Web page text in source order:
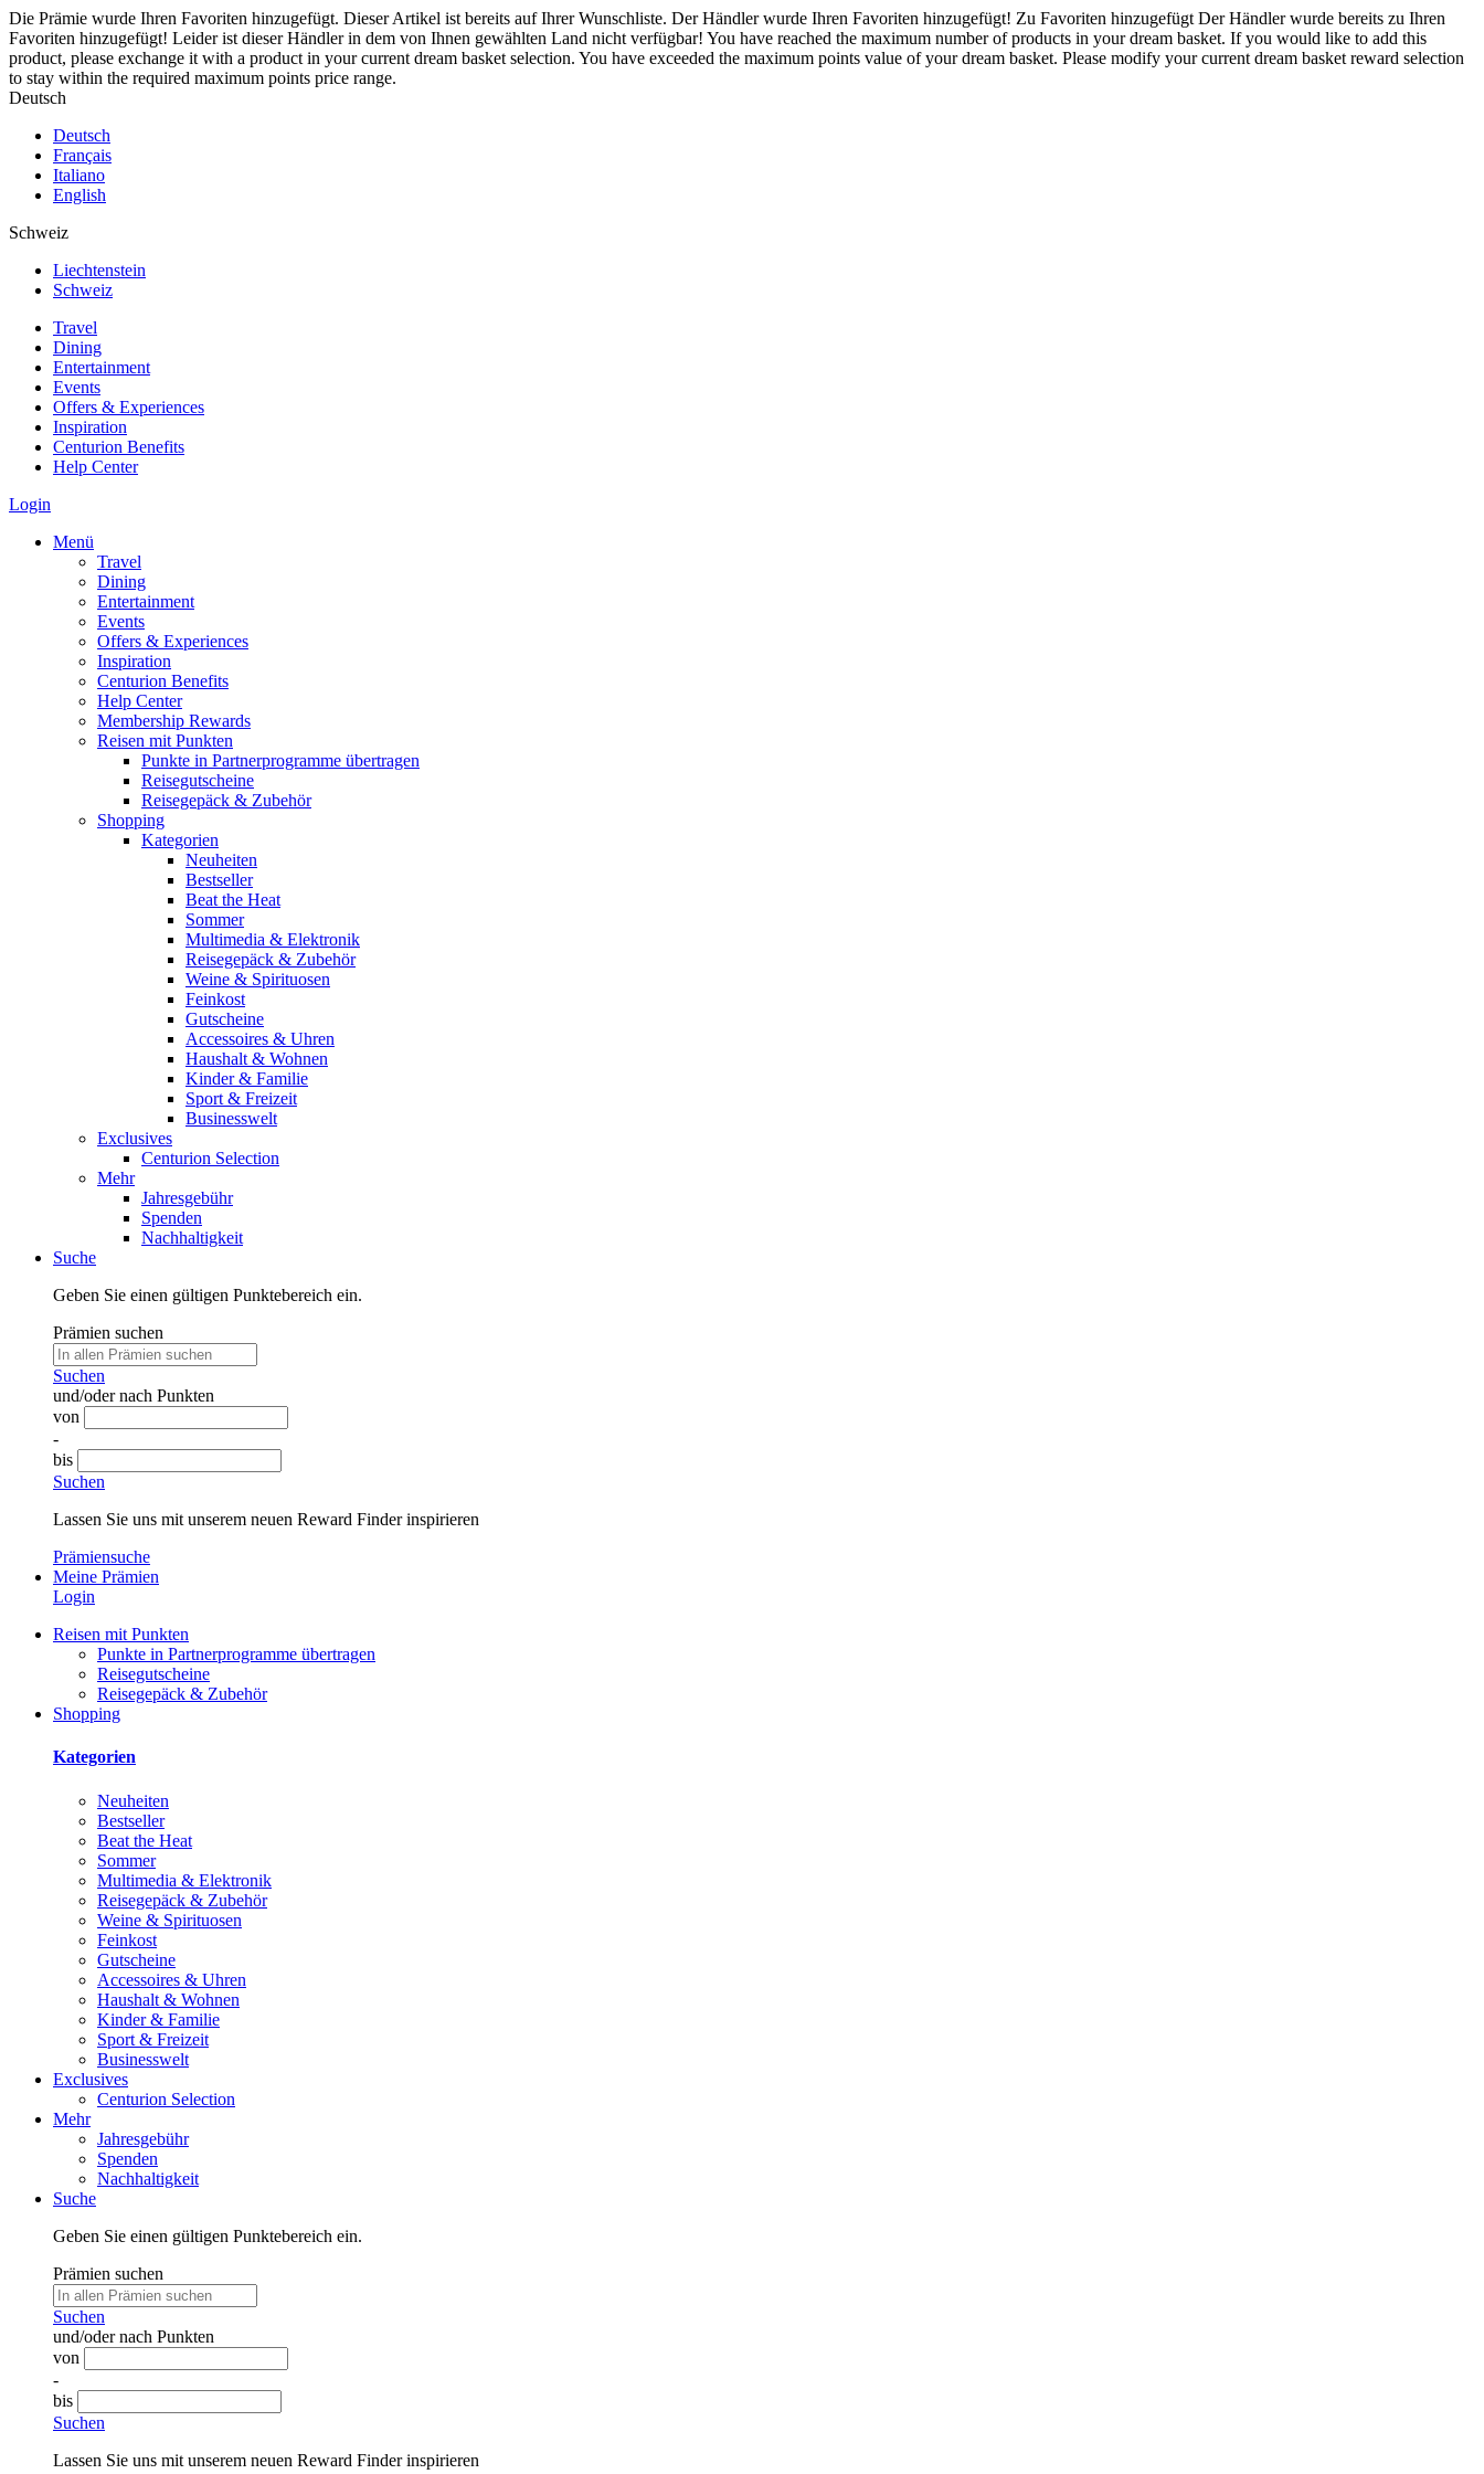
Die Prämie wurde Ihren Favoriten hinzugefügt. Dieser Artikel ist bereits auf Ihrer Wunschliste. Der Händler wurde Ihren Favoriten hinzugefügt! Zu Favoriten hinzugefügt Der Händler wurde bereits zu Ihren
Favoriten hinzugefügt! Leider ist dieser Händler in dem von Ihnen gewählten Land nicht verfügbar! You have reached the maximum number of products in your dream basket. If you would like to add this
product, please exchange it with a product in your current dream basket selection. You have exceeded the maximum points value of your dream basket. Please modify your current dream basket reward selection
to stay within the required maximum points price range.
Deutsch
Deutsch
Français
Italiano
English
Schweiz
Liechtenstein
Schweiz
Travel
Dining
Entertainment
Events
Offers & Experiences
Inspiration
Centurion Benefits
Help Center
Login
Menü
Travel
Dining
Entertainment
Events
Offers & Experiences
Inspiration
Centurion Benefits
Help Center
Membership Rewards
Reisen mit Punkten
Punkte in Partnerprogramme übertragen
Reisegutscheine
Reisegepäck & Zubehör
Shopping
Kategorien
Neuheiten
Bestseller
Beat the Heat
Sommer
Multimedia & Elektronik
Reisegepäck & Zubehör
Weine & Spirituosen
Feinkost
Gutscheine
Accessoires & Uhren
Haushalt & Wohnen
Kinder & Familie
Sport & Freizeit
Businesswelt
Exclusives
Centurion Selection
Mehr
Jahresgebühr
Spenden
Nachhaltigkeit
Suche
Geben Sie einen gültigen Punktebereich ein.
Prämien suchen
Suchen
und/oder nach Punkten
von
-
bis
Suchen
Lassen Sie uns mit unserem neuen Reward Finder inspirieren
Prämiensuche
Meine Prämien
Login
Reisen mit Punkten
Punkte in Partnerprogramme übertragen
Reisegutscheine
Reisegepäck & Zubehör
Shopping
Kategorien
Neuheiten
Bestseller
Beat the Heat
Sommer
Multimedia & Elektronik
Reisegepäck & Zubehör
Weine & Spirituosen
Feinkost
Gutscheine
Accessoires & Uhren
Haushalt & Wohnen
Kinder & Familie
Sport & Freizeit
Businesswelt
Exclusives
Centurion Selection
Mehr
Jahresgebühr
Spenden
Nachhaltigkeit
Suche
Geben Sie einen gültigen Punktebereich ein.
Prämien suchen
Suchen
und/oder nach Punkten
von
-
bis
Suchen
Lassen Sie uns mit unserem neuen Reward Finder inspirieren